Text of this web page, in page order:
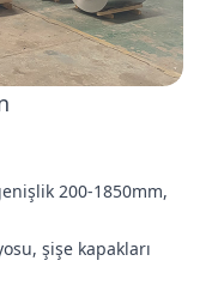
200-1850mm,
şişe kapakları